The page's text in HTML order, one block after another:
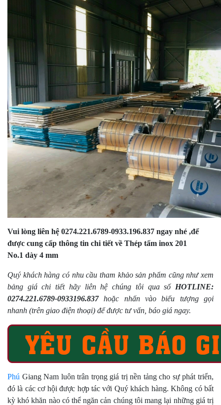
Vui lòng liên hệ 0274.221.6789-0933.196.837 ngay nhé ,để
được cung cấp thông tin chi tiết về Thép tấm inox 201
No.1 dày 4 mm
Quý khách hàng có nhu cầu tham khảo sản phẩm cũng như xem
bảng giá chi tiết hãy liên hệ chúng tôi qua số HOTLINE:
0274.221.6789-0933196.837hoặc nhấn vào biểu tượng gọi
nhanh (trên giao điện thoại) để được tư vấn, báo giá ngay.
Phú Giang Nam luôn trân trọng giá trị nền tảng cho sự phát triển,
đó là các cơ hội được hợp tác với Quý khách hàng. Không có bất
kỳ khó khăn nào có thể ngăn cản chúng tôi mang lại những giá trị